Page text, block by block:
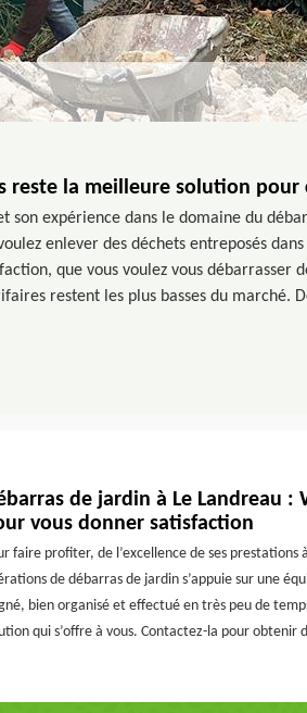
reste la meilleure solution pour
son expérience dans le domaine du
enlever des déchets entreposés
que vous voulez vous débarrasser
restent les plus basses du marché.
de jardin à Le Landreau
vous donner satisfaction
faire profiter, de l’excellence de ses
de débarras de jardin s’appuie sur une
bien organisé et effectué en très peu de
qui s’offre à vous. Contactez-la pour obtenir